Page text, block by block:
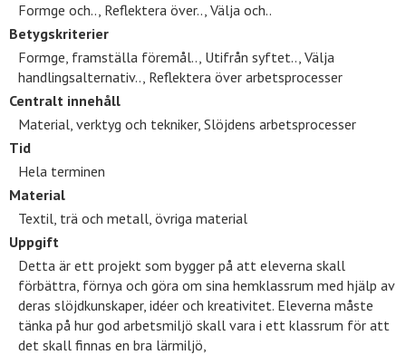
Formge och.., Reflektera över.., Välja och..
Betygskriterier
Formge, framställa föremål.., Utifrån syftet.., Välja
handlingsalternativ.., Reflektera över arbetsprocesser
Centralt innehåll
Material, verktyg och tekniker, Slöjdens arbetsprocesser
Tid
Hela terminen
Material
Textil, trä och metall, övriga material
Uppgift
Detta är ett projekt som bygger på att eleverna skall
förbättra, förnya och göra om sina hemklassrum med hjälp av
deras slöjdkunskaper, idéer och kreativitet. Eleverna måste
tänka på hur god arbetsmiljö skall vara i ett klassrum för att
det skall finnas en bra lärmiljö,